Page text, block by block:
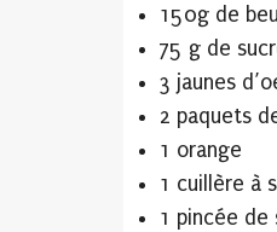
150g de
75 g de
3 jaunes
2 paquets
1 orange
1 cuillère à
1 pincée de